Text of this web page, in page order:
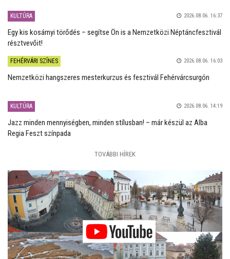
KULTÚRA 2026.08.06. 16:37
Egy kis kosárnyi törődés – segítse Ön is a Nemzetközi Néptáncfesztivál
résztvevőit!
FEHÉRVÁRI SZÍNES 2026.08.06. 16:03
Nemzetközi hangszeres mesterkurzus és fesztivál Fehérvárcsurgón
KULTÚRA 2026.08.06. 14:19
Jazz minden mennyiségben, minden stílusban! – már készül az Alba
Regia Feszt színpada
TOVÁBBI HÍREK